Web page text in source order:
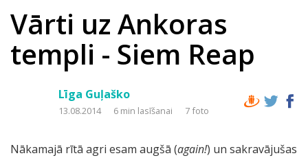
Vārti uz Ankoras
templi - Siem Reap
Līga Guļaško
13.08.2014 6 min lasīšanai 7 foto
Nākamajā rītā agri esam augšā (again!) un sakravājušas